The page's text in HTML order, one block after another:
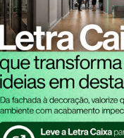
CARTAZES
- 4X0 - 1unid -